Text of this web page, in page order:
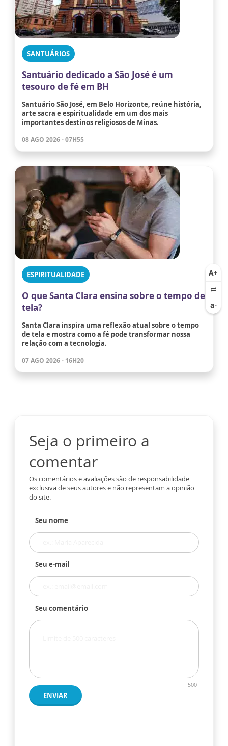
SANTUÁRIOS
Santuário dedicado a São José é um
tesouro de fé em BH
Santuário São José, em Belo Horizonte, reúne história,
arte sacra e espiritualidade em um dos mais
importantes destinos religiosos de Minas.
08 AGO 2026 - 07H55
ESPIRITUALIDADE
O que Santa Clara ensina sobre o tempo de
tela?
Santa Clara inspira uma reflexão atual sobre o tempo
de tela e mostra como a fé pode transformar nossa
relação com a tecnologia.
07 AGO 2026 - 16H20
Seja o primeiro a
comentar
Os comentários e avaliações são de responsabilidade
exclusiva de seus autores e não representam a opinião
do site.
Seu nome
Seu e-mail
Seu comentário
500
ENVIAR